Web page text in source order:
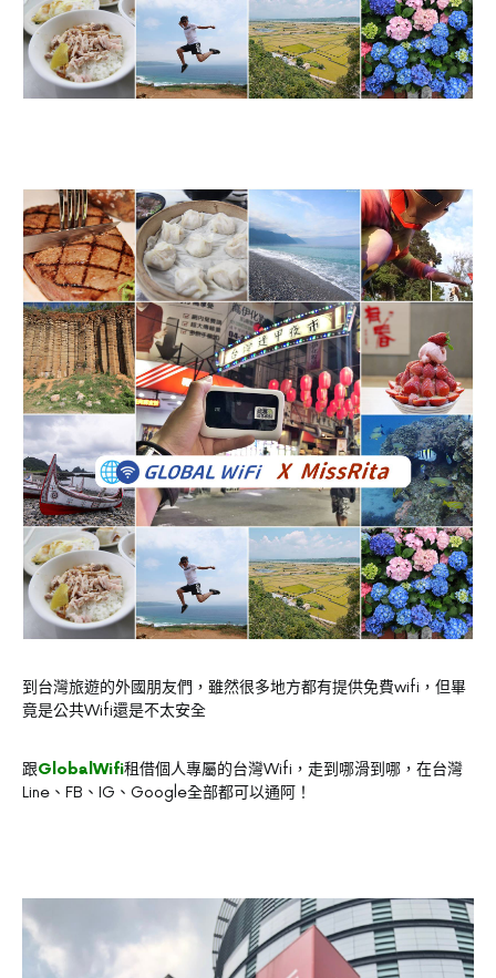
到台灣旅遊的外國朋友們，雖然很多地方都有提供免費wifi，但畢
竟是公共Wifi還是不太安全
跟GlobalWifi租借個人專屬的台灣Wifi，走到哪滑到哪，在台灣
Line、FB、IG、Google全部都可以通阿！